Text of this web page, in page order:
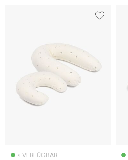
4 VERFÜGBAR